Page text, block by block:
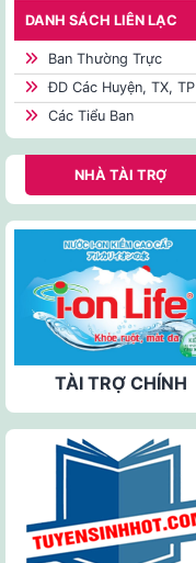
DANH SÁCH LIÊN LẠC
Ban Thường Trực
ĐD Các Huyện, TX, TP
Các Tiểu Ban
NHÀ TÀI TRỢ
TÀI TRỢ CHÍNH